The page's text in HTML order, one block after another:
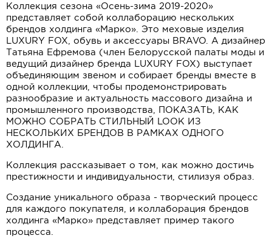
Коллекция сезона «Осень-зима 2019-2020»
представляет собой коллаборацию нескольких
брендов холдинга «Марко». Это меховые изделия
LUXURY FOX, обувь и аксессуары BRAVO. А дизайнер
Татьяна Ефремова (член Белорусской палаты моды и
ведущий дизайнер бренда LUXURY FOX) выступает
объединяющим звеном и собирает бренды вместе в
одной коллекции, чтобы продемонстрировать
разнообразие и актуальность массового дизайна и
промышленного производства, ПОКАЗАТЬ, КАК
МОЖНО СОБРАТЬ СТИЛЬНЫЙ LOOK ИЗ
НЕСКОЛЬКИХ БРЕНДОВ В РАМКАХ ОДНОГО
ХОЛДИНГА.
Коллекция рассказывает о том, как можно достичь
престижности и индивидуальности, стилизуя образ.
Создание уникального образа - творческий процесс
для каждого покупателя, и коллаборация брендов
холдинга «Марко» представляет пример такого
процесса.